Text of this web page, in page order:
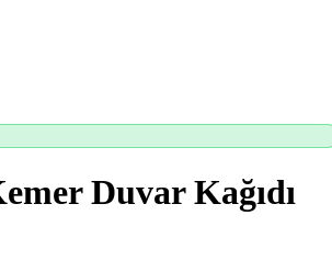
Duvar Kağıdı